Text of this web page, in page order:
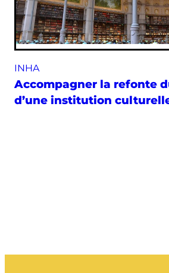
INHA
Accompagner la refonte
d’une institution